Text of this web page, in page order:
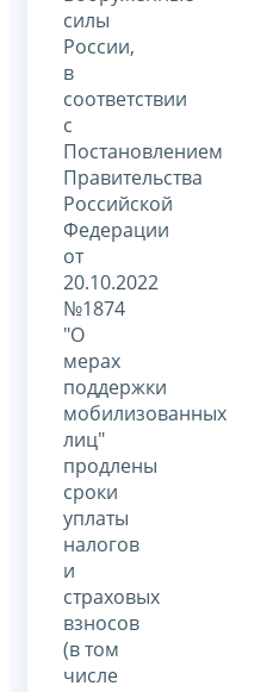
силы
России,
в
соответствии
с
Постановлением
Правительства
Российской
Федерации
от
20.10.2022
№1874
"О
мерах
поддержки
мобилизованных
лиц"
продлены
сроки
уплаты
налогов
и
страховых
взносов
(в том
числе